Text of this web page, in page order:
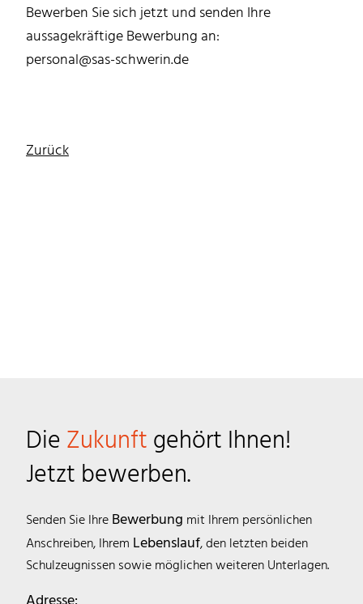
Bewerben Sie sich jetzt und senden Ihre
aussagekräftige Bewerbung an:
personal@sas-schwerin.de
Zurück
DieZukunftgehört Ihnen!
Jetzt bewerben.
Senden Sie IhreBewerbung mit Ihrem persönlichen
Anschreiben, Ihrem Lebenslauf, den letzten beiden
Schulzeugnissen sowie möglichen weiteren Unterlagen.